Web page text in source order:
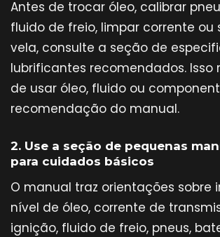
Antes de trocar óleo, calibrar
fluido de freio, limpar corrente ou
vela, consulte a seção de
lubrificantes recomendados. Isso
de usar óleo, fluido ou
recomendação do manual.
2. Use a seção de pequenas
para cuidados básicos
O manual traz orientações sobre
nível de óleo, corrente de
ignição, fluido de freio, pneus,